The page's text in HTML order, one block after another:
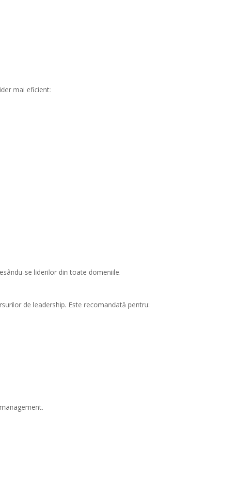
mai eficient:
se liderilor din toate domeniile.
de leadership. Este recomandată pentru: